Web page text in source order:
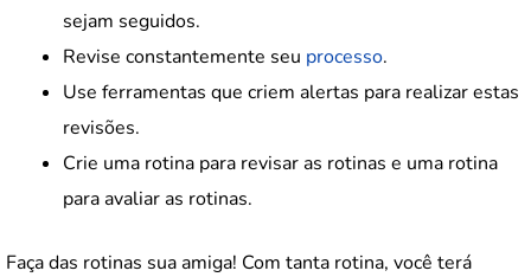
sejam seguidos.
Revise constantemente seu processo.
Use ferramentas que criem alertas para realizar estas
revisões.
Crie uma rotina para revisar as rotinas e uma rotina
para avaliar as rotinas.
Faça das rotinas sua amiga! Com tanta rotina, você terá